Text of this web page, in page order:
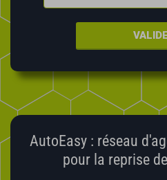
AutoEasy : réseau
pour la reprise